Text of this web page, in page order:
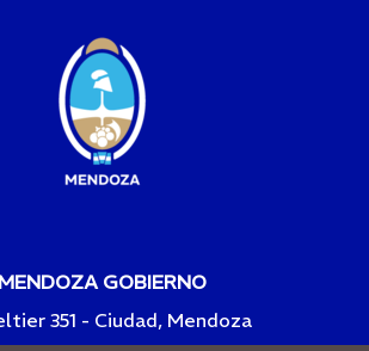
MENDOZA GOBIERNO
351 - Ciudad, Mendoza